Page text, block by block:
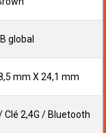
global
mm X 24,1 mm
Clé 2,4G / Bluetooth